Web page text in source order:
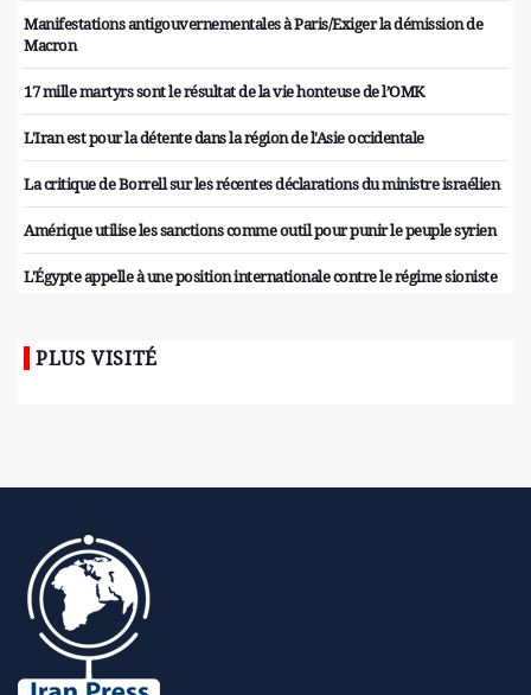
Manifestations antigouvernementales à Paris/Exiger la démission de
Macron
17 mille martyrs sont le résultat de la vie honteuse de l’OMK
L'Iran est pour la détente dans la région de l'Asie occidentale
La critique de Borrell sur les récentes déclarations du ministre israélien
Amérique utilise les sanctions comme outil pour punir le peuple syrien
L'Égypte appelle à une position internationale contre le régime sioniste
PLUS VISITÉ